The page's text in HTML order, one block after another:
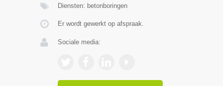
Diensten: betonboringen
Er wordt gewerkt op afspraak.
Sociale media: